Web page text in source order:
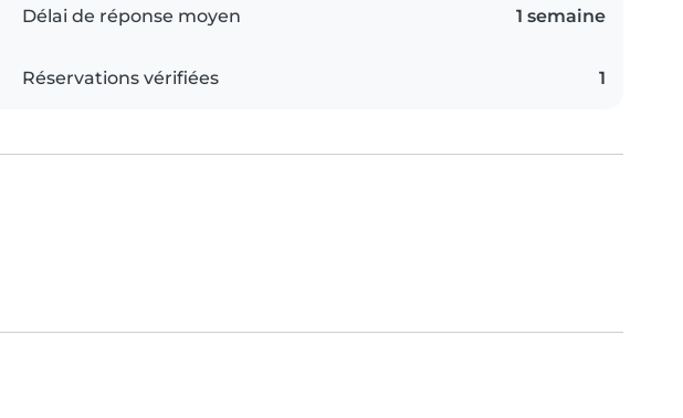
Délai de réponse moyen 1 semaine
Réservations vérifiées 1